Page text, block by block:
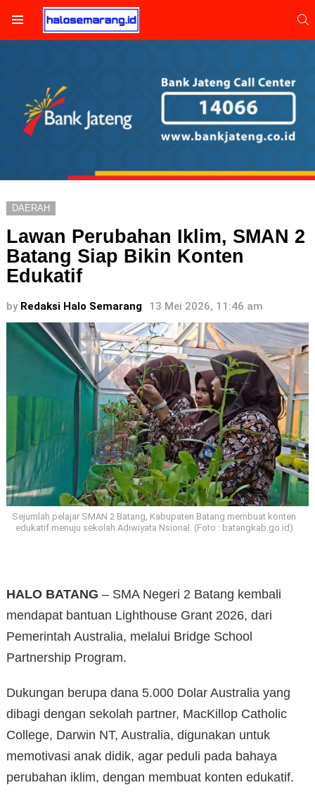
DAERAH
Lawan Perubahan Iklim, SMAN 2
Batang Siap Bikin Konten
Edukatif
by Redaksi Halo Semarang 13 Mei 2026, 11:46 am
Sejumlah pelajar SMAN 2 Batang, Kabupaten Batang membuat konten
edukatif menuju sekolah Adiwiyata Nsional. (Foto : batangkab.go.id)
HALO BATANG – SMA Negeri 2 Batang kembali
mendapat bantuan Lighthouse Grant 2026, dari
Pemerintah Australia, melalui Bridge School
Partnership Program.
Dukungan berupa dana 5.000 Dolar Australia yang
dibagi dengan sekolah partner, MacKillop Catholic
College, Darwin NT, Australia, digunakan untuk
memotivasi anak didik, agar peduli pada bahaya
perubahan iklim, dengan membuat konten edukatif.